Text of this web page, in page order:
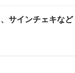
サインチェキなど